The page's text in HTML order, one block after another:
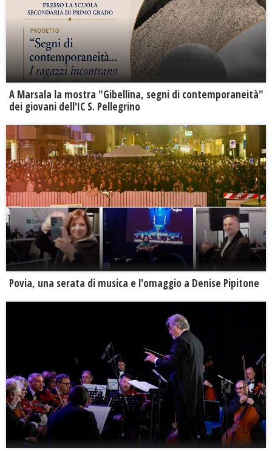
A Marsala la mostra "Gibellina, segni di contemporaneità"
dei giovani dell'IC S. Pellegrino
Povia, una serata di musica e l'omaggio a Denise Pipitone